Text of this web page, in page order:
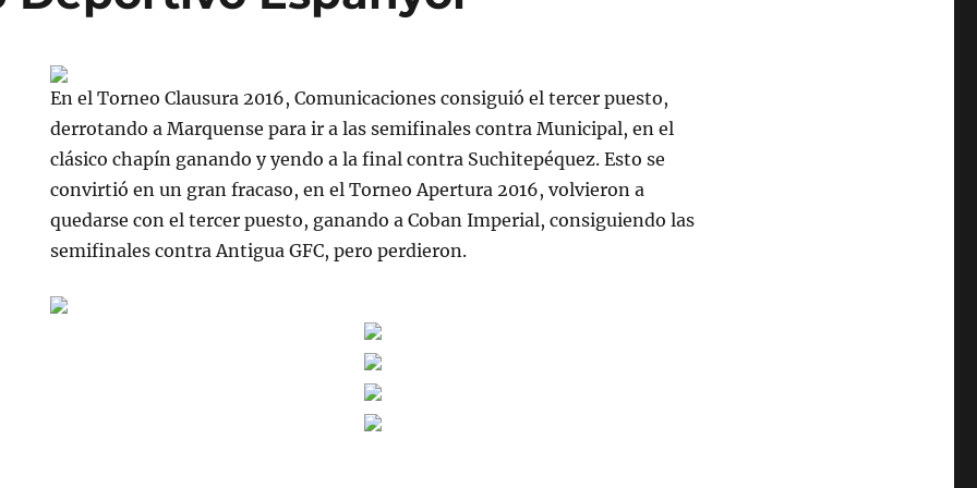
En el Torneo Clausura 2016, Comunicaciones consiguió el tercer puesto,
derrotando a Marquense para ir a las semifinales contra Municipal, en el
clásico chapín ganando y yendo a la final contra Suchitepéquez. Esto se
convirtió en un gran fracaso, en el Torneo Apertura 2016, volvieron a
quedarse con el tercer puesto, ganando a Coban Imperial, consiguiendo las
semifinales contra Antigua GFC, pero perdieron.